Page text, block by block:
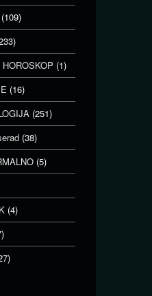
(109)
(1)
(16)
(251)
(38)
(5)
(4)